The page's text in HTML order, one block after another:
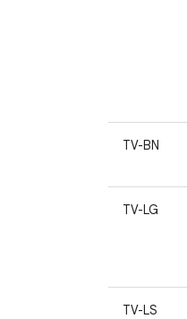
TV-BN
TV-LG
TV-LS